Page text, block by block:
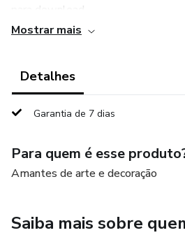
para download.
1 A4 em PNG
ZIP formato:
1 arquivo zip contendo o PDF para
Mostrar mais
Detalhes
Garantia de 7 dias
Para quem é esse
Amantes de arte e decoração
Saiba mais sobre